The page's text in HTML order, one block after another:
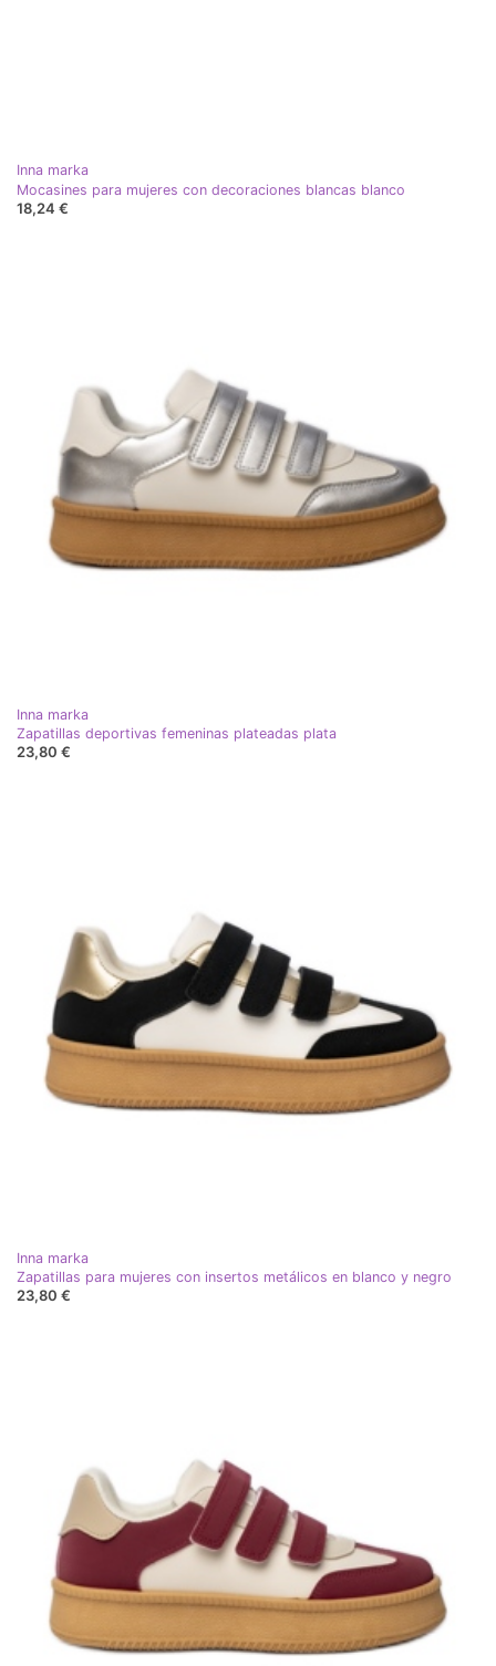
Inna marka
Mocasines para mujeres con decoraciones blancas blanco
18,24 €
Inna marka
Zapatillas deportivas femeninas plateadas plata
23,80 €
Inna marka
Zapatillas para mujeres con insertos metálicos en blanco y negro
23,80 €